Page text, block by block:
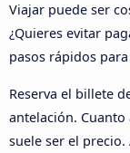
Viajar puede ser
¿Quieres evitar
pasos rápidos
Reserva el billete
antelación. Cuanto
suele ser el